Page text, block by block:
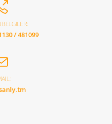
/ 481099